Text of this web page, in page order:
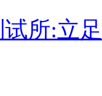
所:立